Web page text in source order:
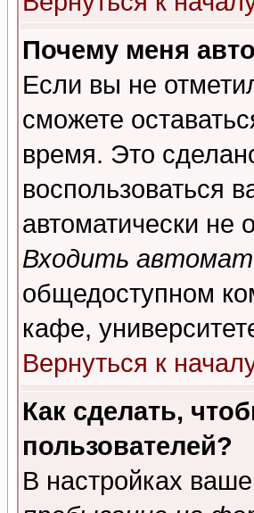
Почему меня
Если вы не
сможете
время. Это
воспользоваться
автоматически не
Входить
общедоступном
кафе,
Вернуться к
Как сделать,
пользователей?
В настройках